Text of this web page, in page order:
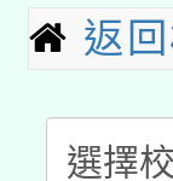
招)
本
科
礎
A3
返